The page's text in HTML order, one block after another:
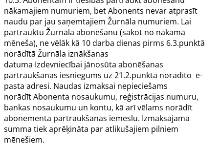
nākamajiem numuriem, betAbonents nevar atprasīt
naudu par jau saņemtajiem Žurnāla numuriem. Lai
pārtrauktu Žurnāla abonēšanu (sākot no nākamā
mēneša), ne vēlāk kā 10 darba dienas pirms 6.3.punktā
norādītā Žurnāla iznākšanas
datuma Izdevniecībai jānosūta abonēšanas
pārtraukšanas iesniegums uz 21.2.punktā norādīto e-
pasta adresi. Naudas izmaksai nepieciešams
norādītAbonenta nosaukumu, reģistrācijas numuru,
bankas nosaukumu un kontu, kā arī vēlams norādīt
abonementa pārtraukšanas iemeslu. Izmaksājamā
summa tiek aprēķināta par atlikušajiem pilniem
mēnešiem.